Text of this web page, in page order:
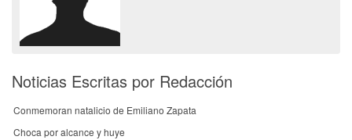
Noticias Escritas por Redacción
Conmemoran natalicio de Emiliano Zapata
Choca por alcance y huye